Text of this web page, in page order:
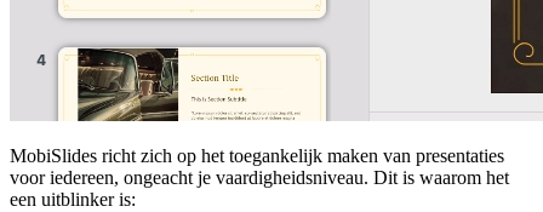
MobiSlides richt zich op het toegankelijk maken van presentaties
voor iedereen, ongeacht je vaardigheidsniveau. Dit is waarom het
een uitblinker is: